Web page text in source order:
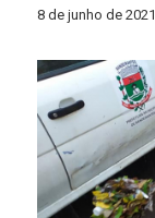
8 de junho de 2021